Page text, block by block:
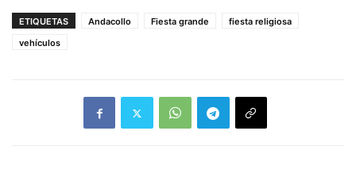
ETIQUETAS Andacollo Fiesta grande
fiesta religiosa
vehículos